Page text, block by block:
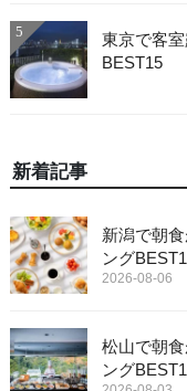
5
東京で客
BEST15
新着記事
新潟で朝
ング
2026-08-06
松山で朝
ング